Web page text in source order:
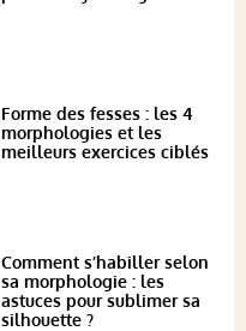
Forme des fesses : les 4
morphologies et les
meilleurs exercices ciblés
Comment s’habiller selon
sa morphologie : les
astuces pour sublimer sa
silhouette ?